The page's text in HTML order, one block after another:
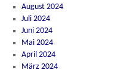
August 2024
Juli 2024
Juni 2024
Mai 2024
April 2024
März 2024